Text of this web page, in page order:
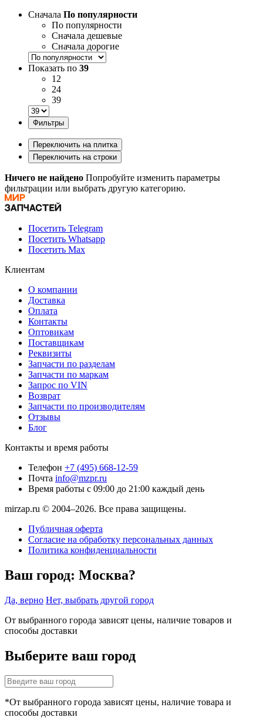
Сначала По популярности
По популярности
Сначала дешевые
Сначала дорогие
Показать по 39
12
24
39
Фильтры
Переключить на плитка
Переключить на строки
Ничего не найдено Попробуйте изменить параметры
фильтрации или выбрать другую категорию.
Посетить Telegram
Посетить Whatsapp
Посетить Max
Клиентам
О компании
Доставка
Оплата
Контакты
Оптовикам
Поставщикам
Реквизиты
Запчасти по разделам
Запчасти по маркам
Запрос по VIN
Возврат
Запчасти по производителям
Отзывы
Блог
Контакты и время работы
Телефон +7 (495) 668-12-59
Почта info@mzpr.ru
Время работы с 09:00 до 21:00 каждый день
mirzap.ru © 2004–2026. Все права защищены.
Публичная оферта
Согласие на обработку персональных данных
Политика конфиденциальности
Ваш город: Москва?
Да, верно Нет, выбрать другой город
От выбранного города зависят цены, наличие товаров и
способы доставки
Выберите ваш город
*От выбранного города зависят цены, наличие товара и
способы доставки